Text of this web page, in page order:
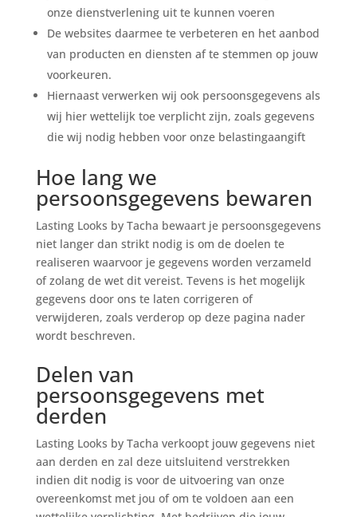
onze dienstverlening uit te kunnen voeren
De websites daarmee te verbeteren en het aanbod
van producten en diensten af te stemmen op jouw
voorkeuren.
Hiernaast verwerken wij ook persoonsgegevens als
wij hier wettelijk toe verplicht zijn, zoals gegevens
die wij nodig hebben voor onze belastingaangift
Hoe lang we
persoonsgegevens bewaren
Lasting Looks by Tacha bewaart je persoonsgegevens
niet langer dan strikt nodig is om de doelen te
realiseren waarvoor je gegevens worden verzameld
of zolang de wet dit vereist. Tevens is het mogelijk
gegevens door ons te laten corrigeren of
verwijderen, zoals verderop op deze pagina nader
wordt beschreven.
Delen van
persoonsgegevens met
derden
Lasting Looks by Tacha verkoopt jouw gegevens niet
aan derden en zal deze uitsluitend verstrekken
indien dit nodig is voor de uitvoering van onze
overeenkomst met jou of om te voldoen aan een